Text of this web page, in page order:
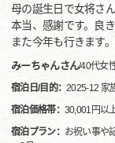
母の誕生日で女将さ
本当、感謝です。良
また今年も行きます。
みーちゃんさん/40代女
宿泊日/目的：2025-12 家
宿泊価格帯： 30,001円以
宿泊プラン： お祝い事